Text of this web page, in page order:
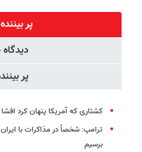
پر
دیدگاه
پر
کشتاری که آمریکا پنهان کرد
ترامپ: شخصاً در مذاکرات با
برسیم